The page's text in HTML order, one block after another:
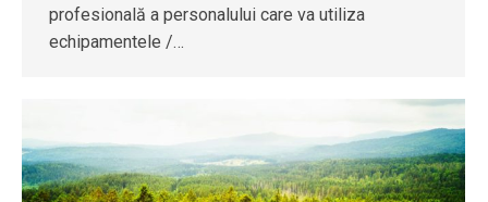
profesională a personalului care va utiliza
echipamentele /…